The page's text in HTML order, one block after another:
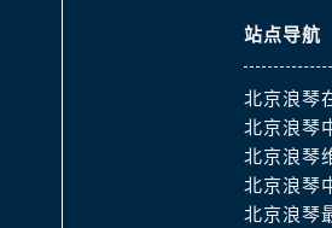
站点导航
北京浪琴
北京浪琴
北京浪琴
北京浪琴
北京浪琴